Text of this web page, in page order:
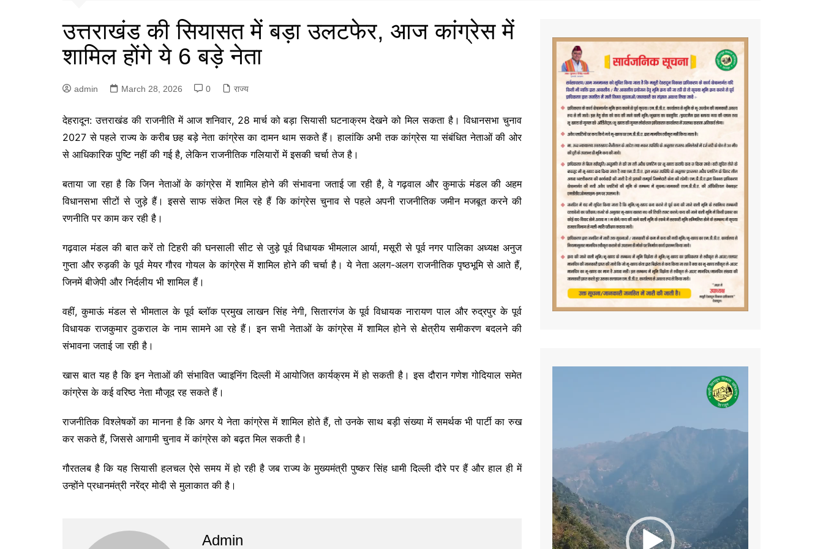
उत्तराखंड की सियासत में बड़ा उलटफेर, आज कांग्रेस में
शामिल होंगे ये 6 बड़े नेता
admin March 28, 2026 0 राज्य
देहरादून: उत्तराखंड की राजनीति में आज शनिवार, 28 मार्च को बड़ा सियासी घटनाक्रम देखने को मिल सकता है। विधानसभा चुनाव
2027 से पहले राज्य के करीब छह बड़े नेता कांग्रेस का दामन थाम सकते हैं। हालांकि अभी तक कांग्रेस या संबंधित नेताओं की ओर
से आधिकारिक पुष्टि नहीं की गई है, लेकिन राजनीतिक गलियारों में इसकी चर्चा तेज है।
बताया जा रहा है कि जिन नेताओं के कांग्रेस में शामिल होने की संभावना जताई जा रही है, वे गढ़वाल और कुमाऊं मंडल की अहम
विधानसभा सीटों से जुड़े हैं। इससे साफ संकेत मिल रहे हैं कि कांग्रेस चुनाव से पहले अपनी राजनीतिक जमीन मजबूत करने की
रणनीति पर काम कर रही है।
गढ़वाल मंडल की बात करें तो टिहरी की घनसाली सीट से जुड़े पूर्व विधायक भीमलाल आर्या, मसूरी से पूर्व नगर पालिका अध्यक्ष अनुज
गुप्ता और रुड़की के पूर्व मेयर गौरव गोयल के कांग्रेस में शामिल होने की चर्चा है। ये नेता अलग-अलग राजनीतिक पृष्ठभूमि से आते हैं,
जिनमें बीजेपी और निर्दलीय भी शामिल हैं।
वहीं, कुमाऊं मंडल से भीमताल के पूर्व ब्लॉक प्रमुख लाखन सिंह नेगी, सितारगंज के पूर्व विधायक नारायण पाल और रुद्रपुर के पूर्व
विधायक राजकुमार ठुकराल के नाम सामने आ रहे हैं। इन सभी नेताओं के कांग्रेस में शामिल होने से क्षेत्रीय समीकरण बदलने की
संभावना जताई जा रही है।
खास बात यह है कि इन नेताओं की संभावित ज्वाइनिंग दिल्ली में आयोजित कार्यक्रम में हो सकती है। इस दौरान गणेश गोदियाल समेत
कांग्रेस के कई वरिष्ठ नेता मौजूद रह सकते हैं।
राजनीतिक विश्लेषकों का मानना है कि अगर ये नेता कांग्रेस में शामिल होते हैं, तो उनके साथ बड़ी संख्या में समर्थक भी पार्टी का रुख
कर सकते हैं, जिससे आगामी चुनाव में कांग्रेस को बढ़त मिल सकती है।
गौरतलब है कि यह सियासी हलचल ऐसे समय में हो रही है जब राज्य के मुख्यमंत्री पुष्कर सिंह धामी दिल्ली दौरे पर हैं और हाल ही में
उन्होंने प्रधानमंत्री नरेंद्र मोदी से मुलाकात की है।
Admin